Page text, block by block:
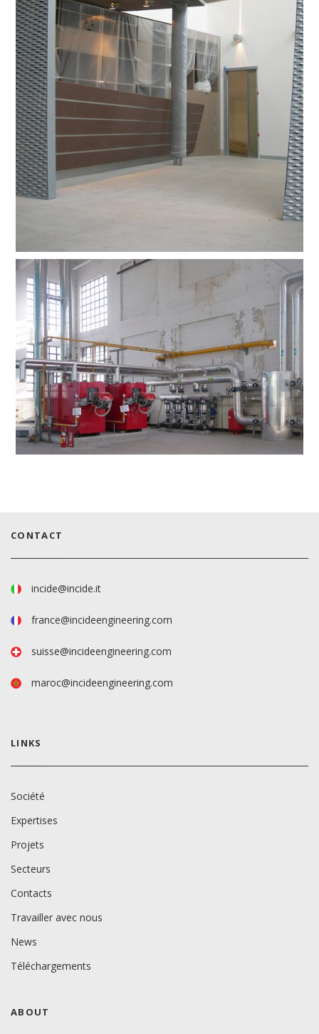
CONTACT
incide@incide.it
france@incideengineering.com
suisse@incideengineering.com
maroc@incideengineering.com
LINKS
Société
Expertises
Projets
Secteurs
Contacts
Travailler avec nous
News
Téléchargements
ABOUT